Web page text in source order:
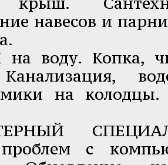
навесов и
воду. Копка,
на колодцы.
с